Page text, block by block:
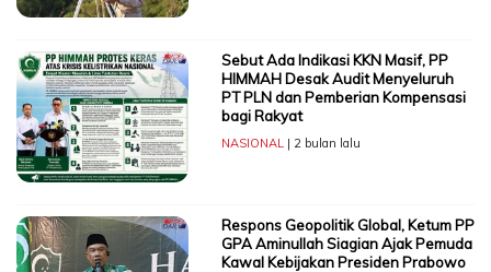
Sebut Ada Indikasi KKN Masif, PP
HIMMAH Desak Audit Menyeluruh
PT PLN dan Pemberian Kompensasi
bagi Rakyat
NASIONAL| 2 bulan lalu
Respons Geopolitik Global, Ketum PP
GPA Aminullah Siagian Ajak Pemuda
Kawal Kebijakan Presiden Prabowo